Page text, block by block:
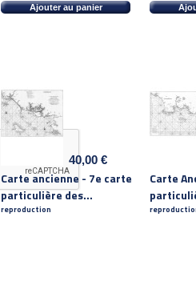
Ajouter au panier
40,00 €
Carte ancienne - 7e carte
particulière des...
reproduction
Carte